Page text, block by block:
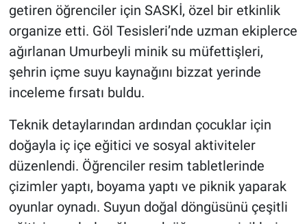
getiren öğrenciler için SASKİ, özel bir etkinlik
organize etti. Göl Tesisleri’nde uzman ekiplerce
ağırlanan Umurbeyli minik su müfettişleri,
şehrin içme suyu kaynağını bizzat yerinde
inceleme fırsatı buldu.
Teknik detaylarından ardından çocuklar için
doğayla iç içe eğitici ve sosyal aktiviteler
düzenlendi. Öğrenciler resim tabletlerinde
çizimler yaptı, boyama yaptı ve piknik yaparak
oyunlar oynadı. Suyun doğal döngüsünü çeşitli